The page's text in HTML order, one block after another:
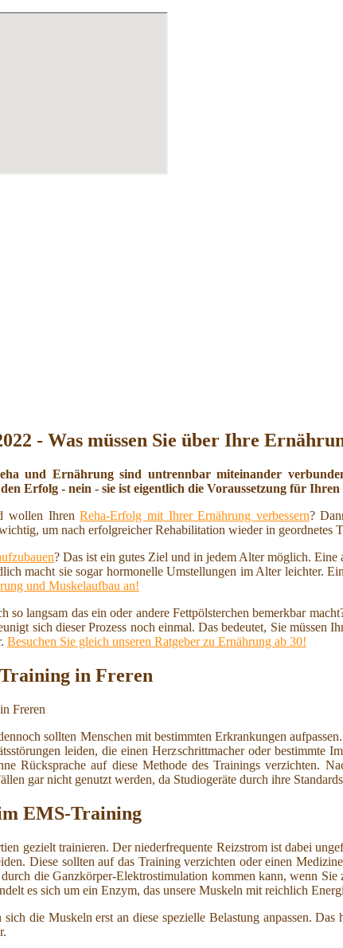
- Was müssen Sie über Ihre
und Ernährung sind untrennbar miteinander
Erfolg - nein - sie ist eigentlich die Voraussetzung für
wollen IhrenReha-Erfolg mit Ihrer Ernährung verbessern?
um nach erfolgreicher Rehabilitation wieder in geordnetes
? Das ist ein gutes Ziel und in jedem Alter möglich. Eine
macht sie sogar hormonelle Umstellungen im Alter leichter.
und Muskelaufbau an!
so langsam das ein oder andere Fettpölsterchen bemerkbar
sich dieser Prozess noch einmal. Das bedeutet, Sie müssen
Besuchen Sie gleich unseren Ratgeber zu Ernährung ab 30!
in Freren
sollten Menschen mit bestimmten Erkrankungen
leiden, die einen Herzschrittmacher oder
Rücksprache auf diese Methode des Trainings verzichten.
gar nicht genutzt werden, da Studiogeräte durch ihre
EMS-Training
gezielt trainieren. Der niederfrequente Reizstrom ist dabei
Diese sollten auf das Training verzichten oder einen
die Ganzkörper-Elektrostimulation kommen kann, wenn
es sich um ein Enzym, das unsere Muskeln mit reichlich
die Muskeln erst an diese spezielle Belastung anpassen.